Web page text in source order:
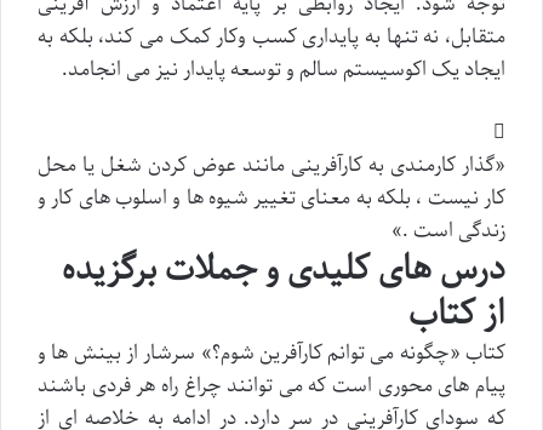
متقابل، نه تنها به پایداری کسب وکار کمک می کند، بلکه به
ایجاد یک اکوسیستم سالم و توسعه پایدار نیز می انجامد.
«گذار کارمندی به کارآفرینی مانند عوض کردن شغل یا محل
کار نیست ، بلکه به معنای تغییر شیوه ها و اسلوب های کار و
زندگی است .»
درس های کلیدی و جملات برگزیده
از کتاب
کتاب «چگونه می توانم کارآفرین شوم؟» سرشار از بینش ها و
پیام های محوری است که می توانند چراغ راه هر فردی باشند
که سودای کارآفرینی در سر دارد. در ادامه به خلاصه ای از